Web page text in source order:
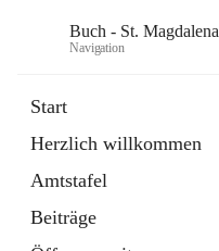
Buch - St. Magdalena
Navigation
Start
Herzlich willkommen
Amtstafel
Beiträge
11 Schnellzugriffe
Bürgerservice
10 Schnellzugriffe